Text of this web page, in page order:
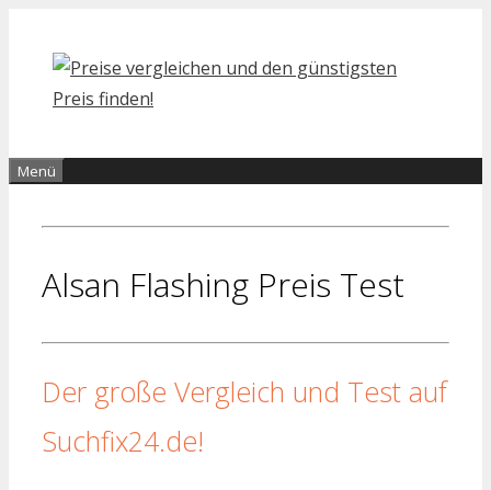
Inhalt
springen
Menü
Alsan Flashing Preis Test
Der große Vergleich und Test auf
Suchfix24.de!